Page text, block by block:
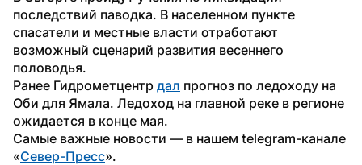
последствий паводка. В населенном пункте
спасатели и местные власти отработают
возможный сценарий развития весеннего
половодья.
Ранее Гидрометцентр дал прогноз по ледоходу на
Оби для Ямала. Ледоход на главной реке в регионе
ожидается в конце мая.
Самые важные новости — в нашем telegram-канале
«Север-Пресс».